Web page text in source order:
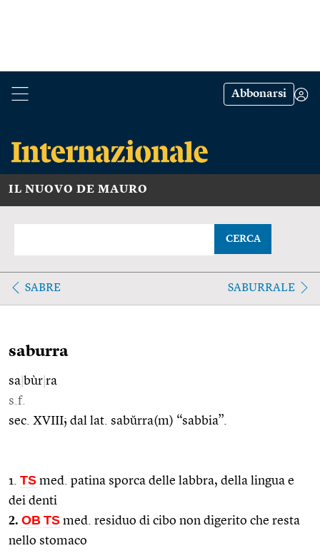
Abbonarsi
IL NUOVO DE MAURO
CERCA
SABRE SABURRALE
saburra
sa bùr ra
s.f.
sec. XVIII; dal lat. sabŭrra(m) “sabbia”.
1. TS med. patina sporca delle labbra, della lingua e
dei denti
2. OB TS med. residuo di cibo non digerito che resta
nello stomaco